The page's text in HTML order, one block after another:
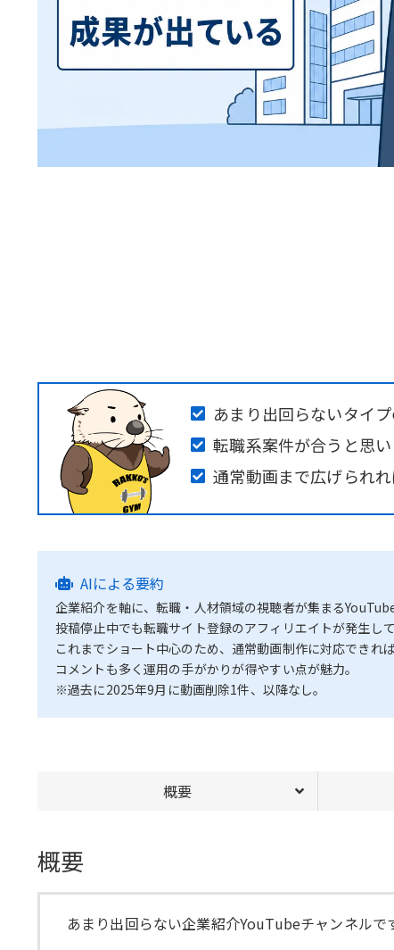
あまり出回らないタイ
転職系案件が合うと思い
通常動画まで広げられ
AIによる要約
企業紹介を軸に、転職・人材領域の視聴者が集まる
投稿停止中でも転職サイト登録のアフィリエイトが発生し
これまでショート中心のため、通常動画制作に対応できれ
コメントも多く運用の手がかりが得やすい点が魅力。
※過去に2025年9月に動画削除1件、以降なし。
概要
概要
あまり出回らない企業紹介YouTubeチャンネルで